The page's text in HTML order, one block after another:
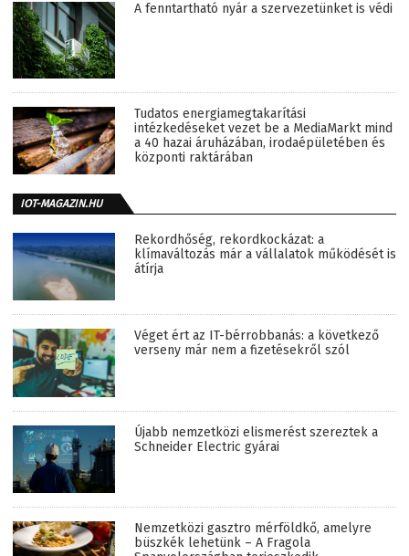
A fenntartható nyár a szervezetünket is védi
Tudatos energiamegtakarítási
intézkedéseket vezet be a MediaMarkt mind
a 40 hazai áruházában, irodaépületében és
központi raktárában
IOT-MAGAZIN.HU
Rekordhőség, rekordkockázat: a
klímaváltozás már a vállalatok működését is
átírja
Véget ért az IT-bérrobbanás: a következő
verseny már nem a fizetésekről szól
Újabb nemzetközi elismerést szereztek a
Schneider Electric gyárai
Nemzetközi gasztro mérföldkő, amelyre
büszkék lehetünk – A Fragola